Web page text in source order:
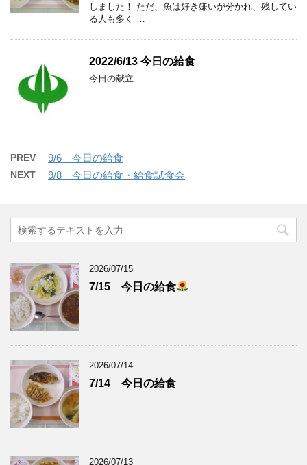
しました！ ただ、魚は好き嫌いが分かれ、残してい
る人も多く …
2022/6/13 今日の給食
今日の献立
PREV 9/6 今日の給食
NEXT 9/8 今日の給食・給食試食会
2026/07/15
7/15 今日の給食
2026/07/14
7/14 今日の給食
2026/07/13